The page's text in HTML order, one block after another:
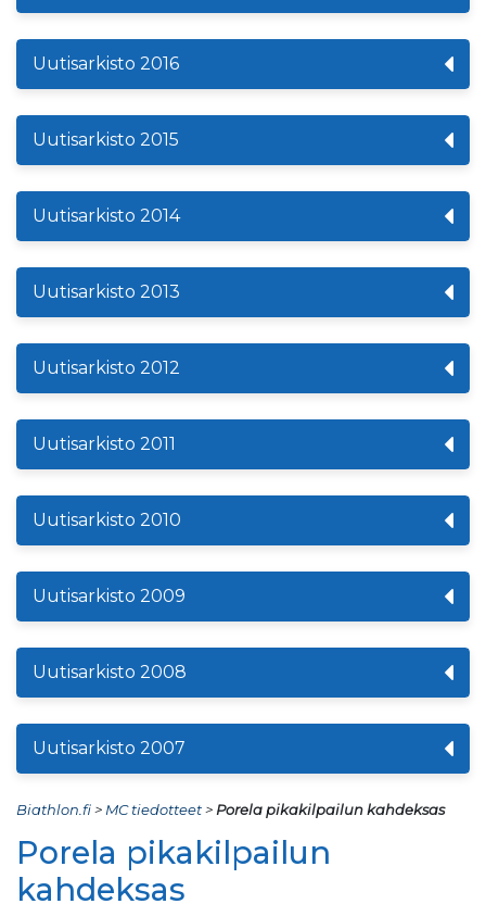
Uutisarkisto 2016
Uutisarkisto 2015
Uutisarkisto 2014
Uutisarkisto 2013
Uutisarkisto 2012
Uutisarkisto 2011
Uutisarkisto 2010
Uutisarkisto 2009
Uutisarkisto 2008
Uutisarkisto 2007
Biathlon.fi> MC tiedotteet> Porela pikakilpailun kahdeksas
Porela pikakilpailun
kahdeksas